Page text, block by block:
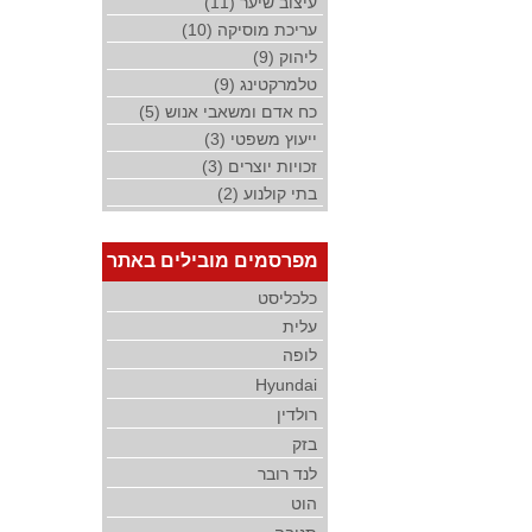
עריכת מוסיקה (10)
ליהוק (9)
טלמרקטינג (9)
כח אדם ומשאבי אנוש (5)
ייעוץ משפטי (3)
זכויות יוצרים (3)
בתי קולנוע (2)
מפרסמים מובילים באתר
כלכליסט
עלית
לופה
Hyundai
רולדין
בזק
לנד רובר
הוט